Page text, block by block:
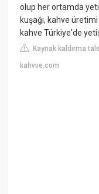
olup her ortamda
kuşağı, kahve
kahve Türkiye'de
Kaynak kaldırma
kahvve.com